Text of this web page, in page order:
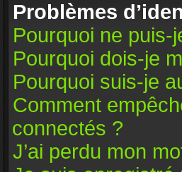
Problèmes
Pourquoi ne puis-
Pourquoi dois-je
Pourquoi suis-je
Comment
connectés ?
J’ai perdu mon